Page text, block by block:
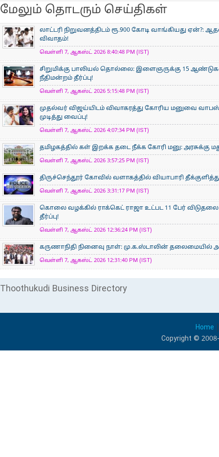
மேலும் தொடரும் செய்திகள்
லாட்டரி நிறுவனத்திடம் ரூ.900 கோடி வாங்கியது ஏன்?:
விவாதம்!
வெள்ளி 7, ஆகஸ்ட் 2026 8:40:48 PM (IST)
சிறுமிக்கு பாலியல் தொல்லை: இளைஞருக்கு 15
நீதிமன்றம் தீர்ப்பு!
வெள்ளி 7, ஆகஸ்ட் 2026 5:15:48 PM (IST)
முதல்வர் விஜய்யிடம் விவாகரத்து கோரிய மனுவை
முடித்து வைப்பு!
வெள்ளி 7, ஆகஸ்ட் 2026 4:07:34 PM (IST)
தமிழகத்தில் கள் இறக்க தடை நீக்க கோரி மனு: அரசுக்கு
வெள்ளி 7, ஆகஸ்ட் 2026 3:57:25 PM (IST)
திருச்செந்தூர் கோவில் வளாகத்தில் வியாபாரி
வெள்ளி 7, ஆகஸ்ட் 2026 3:31:17 PM (IST)
கொலை வழக்கில் ராக்கெட் ராஜா உட்பட 11 பேர்
தீர்ப்பு!
வெள்ளி 7, ஆகஸ்ட் 2026 12:36:24 PM (IST)
கருணாநிதி நினைவு நாள்: மு.க.ஸ்டாலின் தலைமையில்
வெள்ளி 7, ஆகஸ்ட் 2026 12:31:40 PM (IST)
Thoothukudi Business Directory
Home
Copyright ©